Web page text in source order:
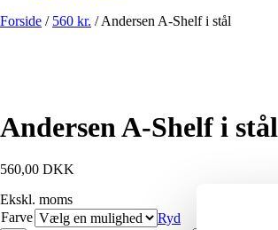
Forside / 560 kr. /Andersen A-Shelf i stål
Andersen A-Shelf i stål
560,00 DKK
Ekskl. moms
Farve
Ryd